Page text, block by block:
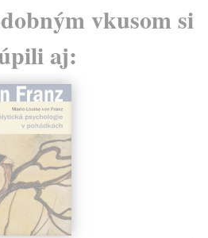
vkusom si
aj: